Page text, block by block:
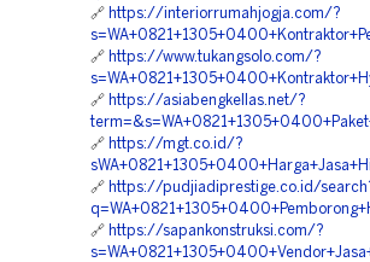
🔗 https://interiorrumahjogja.com/?
🔗 https://www.tukangsolo.com/?
🔗 https://asiabengkellas.net/?
🔗 https://mgt.co.id/?
🔗 https://pudjiadiprestige.co.id/
🔗 https://sapankonstruksi.com/?